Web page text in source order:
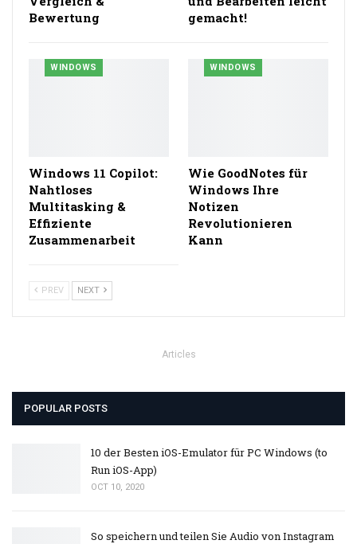
Bewertung
gemacht!
WINDOWS
Windows 11 Copilot:
Nahtloses
Multitasking &
Effiziente
Zusammenarbeit
WINDOWS
Wie GoodNotes für
Windows Ihre
Notizen
Revolutionieren
Kann
PREV NEXT
Articles
POPULAR POSTS
10 der Besten iOS-Emulator für PC Windows (to
Run iOS-App)
OCT 10, 2020
So speichern und teilen Sie Audio von Instagram